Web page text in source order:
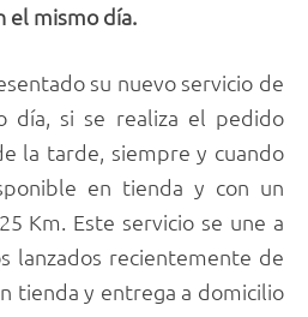
el mismo día.
su nuevo servicio de
día, si se realiza el pedido
la tarde, siempre y cuando
en tienda y con un
Km. Este servicio se une a
lanzados recientemente de
tienda y entrega a domicilio